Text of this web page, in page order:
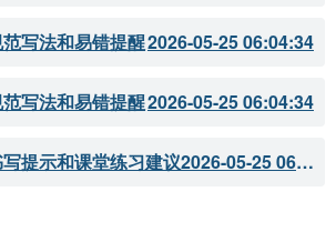
写法和易错提醒2026-05-25 06:04:34
写法和易错提醒2026-05-25 06:04:34
提示和课堂练习建议 2026-05-25 06:04:33